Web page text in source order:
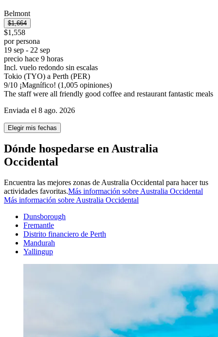
Belmont
$1,664
$1,558
por persona
19 sep - 22 sep
precio hace 9 horas
Incl. vuelo redondo sin escalas
Tokio (TYO) a Perth (PER)
9/10 ¡Magnífico! (1,005 opiniones)
The staff were all friendly good coffee and restaurant fantastic meals
Enviada el 8 ago. 2026
Elegir mis fechas
Dónde hospedarse en Australia
Occidental
Encuentra las mejores zonas de Australia Occidental para hacer tus
actividades favoritas.Más información sobre Australia Occidental
Más información sobre Australia Occidental
Dunsborough
Fremantle
Distrito financiero de Perth
Mandurah
Yallingup